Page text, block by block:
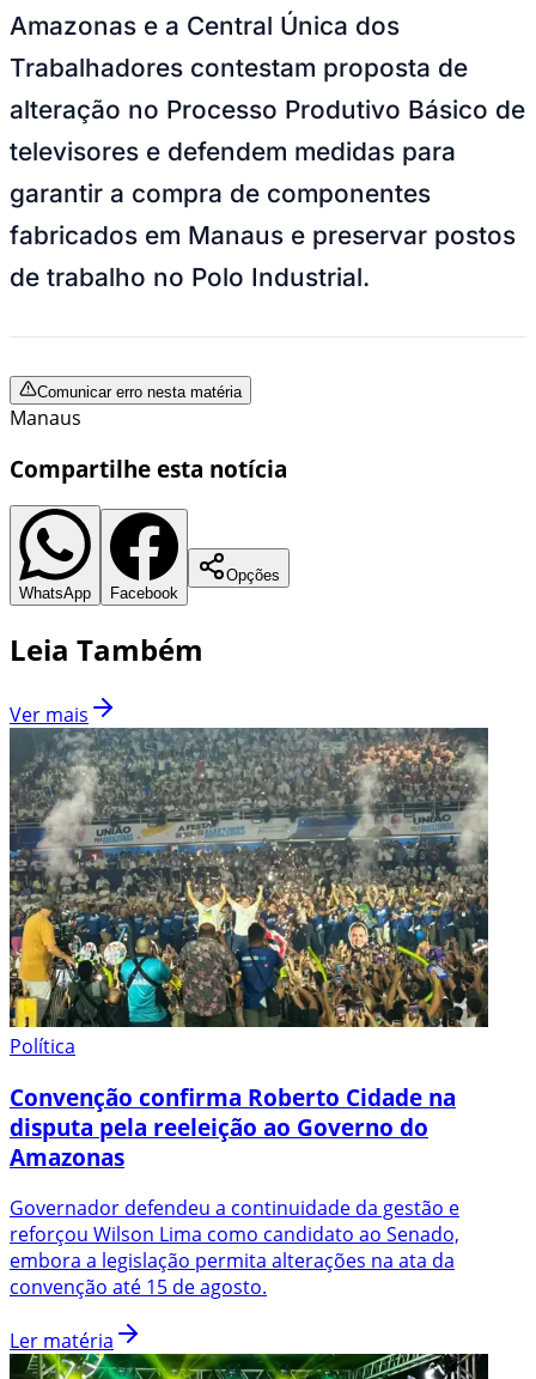
Amazonas e a Central Única dos
Trabalhadores contestam proposta de
alteração no Processo Produtivo Básico de
televisores e defendem medidas para
garantir a compra de componentes
fabricados em Manaus e preservar postos
de trabalho no Polo Industrial.
Comunicar erro nesta matéria
Manaus
Compartilhe esta notícia
WhatsApp Facebook
Opções
Leia Também
Ver mais
Política
Convenção confirma Roberto Cidade na
disputa pela reeleição ao Governo do
Amazonas
Governador defendeu a continuidade da gestão e
reforçou Wilson Lima como candidato ao Senado,
embora a legislação permita alterações na ata da
convenção até 15 de agosto.
Ler matéria